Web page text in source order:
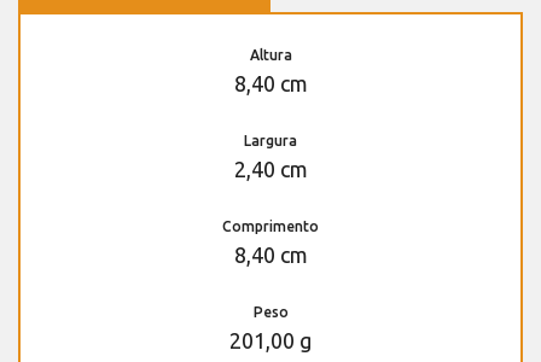
Altura
8,40 cm
Largura
2,40 cm
Comprimento
8,40 cm
Peso
201,00 g